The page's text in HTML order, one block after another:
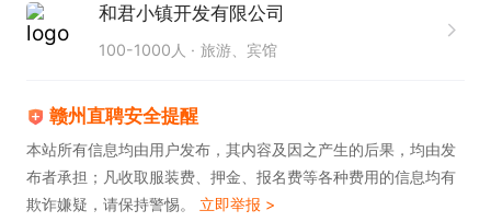
和君小镇开发有限公司
100-1000人 旅游、宾馆
赣州直聘安全提醒
本站所有信息均由用户发布，其内容及因之产生的后果，均由发
布者承担；凡收取服装费、押金、报名费等各种费用的信息均有
欺诈嫌疑，请保持警惕。 立即举报 >